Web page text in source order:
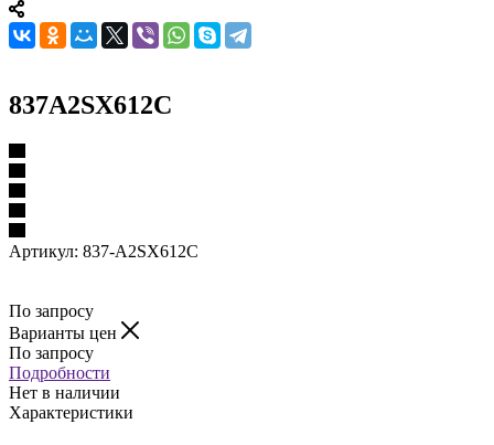
837A2SX612C
Артикул: 837-A2SX612C
По запросу
Варианты цен
По запросу
Подробности
Нет в наличии
Характеристики